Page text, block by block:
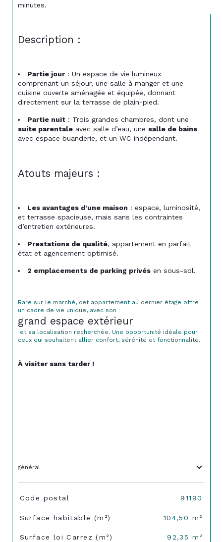
minutes.
Description :
Partie jour : Un espace de vie lumineux
comprenant un séjour, une salle à manger et une
cuisine ouverte aménagée et équipée, donnant
directement sur la terrasse de plain-pied.
Partie nuit : Trois grandes chambres, dont une
suite parentale avec salle d’eau, une salle de bains
avec espace buanderie, et un WC indépendant.
Atouts majeurs :
Les avantages d'une maison : espace, luminosité,
et terrasse spacieuse, mais sans les contraintes
d’entretien extérieures.
Prestations de qualité, appartement en parfait
état et agencement optimisé.
2 emplacements de parking privés en sous-sol.
Rare sur le marché, cet appartement au dernier étage offre
un cadre de vie unique, avec son
grand espace extérieur
ceux qui souhaitent allier confort, sérénité et fonctionnalité.
À visiter sans tarder !
général
TRAD_SIROCCO_Caracteristique
Code postal 91190
Surface habitable (m²) 104,50 m²
Surface loi Carrez (m²) 92,35 m²